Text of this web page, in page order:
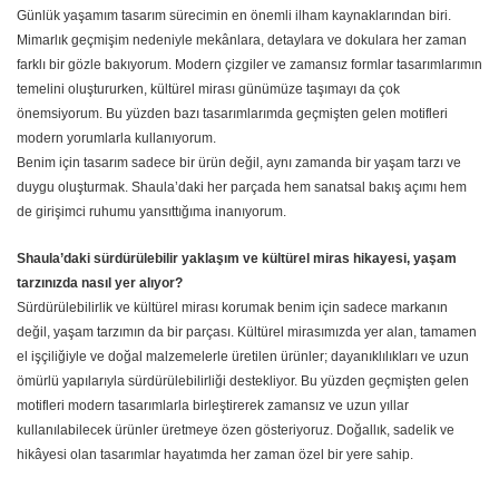
Günlük yaşamım tasarım sürecimin en önemli ilham kaynaklarından biri.
Mimarlık geçmişim nedeniyle mekânlara, detaylara ve dokulara her zaman
farklı bir gözle bakıyorum. Modern çizgiler ve zamansız formlar tasarımlarımın
temelini oluştururken, kültürel mirası günümüze taşımayı da çok
önemsiyorum. Bu yüzden bazı tasarımlarımda geçmişten gelen motifleri
modern yorumlarla kullanıyorum.
Benim için tasarım sadece bir ürün değil, aynı zamanda bir yaşam tarzı ve
duygu oluşturmak. Shaula’daki her parçada hem sanatsal bakış açımı hem
de girişimci ruhumu yansıttığıma inanıyorum.
Shaula’daki sürdürülebilir yaklaşım ve kültürel miras hikayesi, yaşam
tarzınızda nasıl yer alıyor?
Sürdürülebilirlik ve kültürel mirası korumak benim için sadece markanın
değil, yaşam tarzımın da bir parçası. Kültürel mirasımızda yer alan, tamamen
el işçiliğiyle ve doğal malzemelerle üretilen ürünler; dayanıklılıkları ve uzun
ömürlü yapılarıyla sürdürülebilirliği destekliyor. Bu yüzden geçmişten gelen
motifleri modern tasarımlarla birleştirerek zamansız ve uzun yıllar
kullanılabilecek ürünler üretmeye özen gösteriyoruz. Doğallık, sadelik ve
hikâyesi olan tasarımlar hayatımda her zaman özel bir yere sahip.